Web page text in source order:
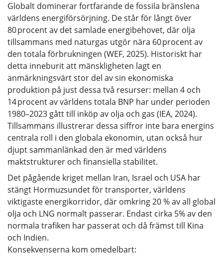
Globalt dominerar fortfarande de fossila bränslena
världens energiförsörjning. De står för långt över
80 procent av det samlade energibehovet, där olja
tillsammans med naturgas utgör nära 60 procent av
den totala förbrukningen (WEF, 2025). Historiskt har
detta inneburit att mänskligheten lagt en
anmärkningsvärt stor del av sin ekonomiska
produktion på just dessa två resurser: mellan 4 och
14 procent av världens totala BNP har under perioden
1980–2023 gått till inköp av olja och gas (IEA, 2024).
Tillsammans illustrerar dessa siffror inte bara energins
centrala roll i den globala ekonomin, utan också hur
djupt sammanlänkad den är med världens
maktstrukturer och finansiella stabilitet.
Det pågående kriget mellan Iran, Israel och USA har
stängt Hormuzsundet för transporter, världens
viktigaste energi­korridor, där omkring 20 % av all global
olja och LNG normalt passerar. Endast cirka 5% av den
normala trafiken har passerat och då främst till Kina
och Indien.
Konsekvenserna kom omedelbart: